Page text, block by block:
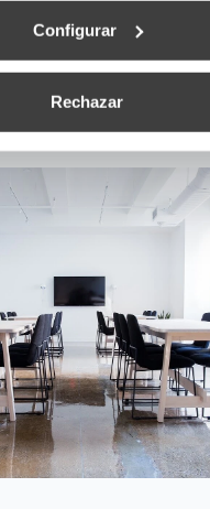
Configurar
Rechazar
nos afectan las